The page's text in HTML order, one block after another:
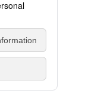
の本を見る
版した本を見る
：03-6733-
Reserved.